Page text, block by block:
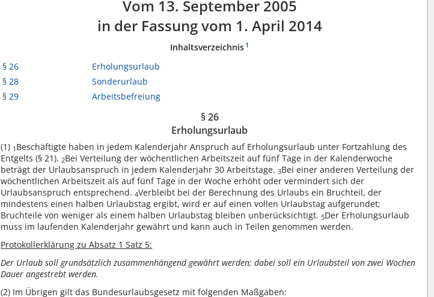
Vom 13. September 2005
in der Fassung vom 1. April 2014
Inhaltsverzeichnis 1
§ 26
Erholungsurlaub
§ 28
Sonderurlaub
§ 29
Arbeitsbefreiung
§ 26
Erholungsurlaub
(1) 1 Beschäftigte haben in jedem Kalenderjahr Anspruch auf Erholungsurlaub unter Fortzahlung des
Entgelts (§ 21). 2Bei Verteilung der wöchentlichen Arbeitszeit auf fünf Tage in der Kalenderwoche
beträgt der Urlaubsanspruch in jedem Kalenderjahr 30 Arbeitstage.3Bei einer anderen Verteilung der
wöchentlichen Arbeitszeit als auf fünf Tage in der Woche erhöht oder vermindert sich der
Urlaubsanspruch entsprechend.4Verbleibt bei der Berechnung des Urlaubs ein Bruchteil, der
mindestens einen halben Urlaubstag ergibt, wird er auf einen vollen Urlaubstag aufgerundet;
Bruchteile von weniger als einem halben Urlaubstag bleiben unberücksichtigt. 5Der Erholungsurlaub
muss im laufenden Kalenderjahr gewährt und kann auch in Teilen genommen werden.
Protokollerklärung zu Absatz 1 Satz 5:
Der Urlaub soll grundsätzlich zusammenhängend gewährt werden; dabei soll ein Urlaubsteil von zwei Wochen
Dauer angestrebt werden.
(2) Im Übrigen gilt das Bundesurlaubsgesetz mit folgenden Maßgaben: